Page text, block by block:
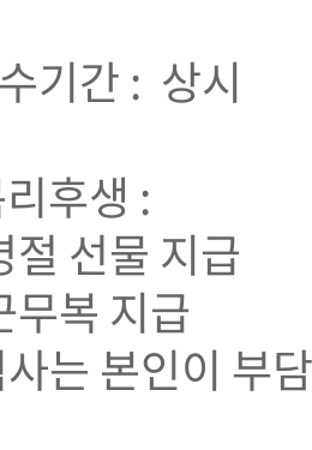
기간 : 상시
후생 :
선물 지급
복 지급
는 본인이 부담